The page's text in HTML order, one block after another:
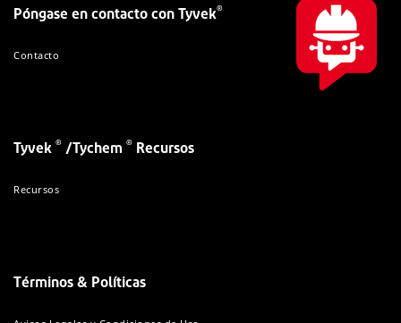
Póngase en contacto con Tyvek®
Contacto
Tyvek ® /Tychem ® Recursos
Recursos
Términos & Políticas